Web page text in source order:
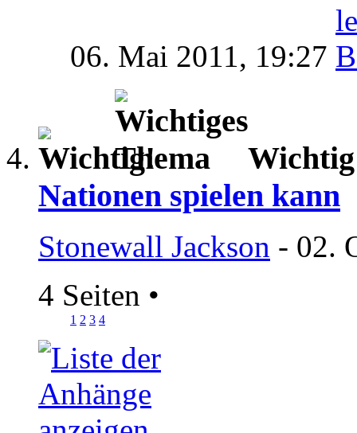
06. Mai 2011, 19:27
Nationen spielen kann
Stonewall Jackson - 02.
4 Seiten •
1 2 3 4